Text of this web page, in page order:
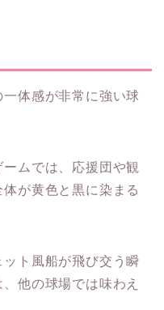
体感が非常に強い球
ムでは、応援団や観
が黄色と黒に染まる
ト風船が飛び交う瞬
他の球場では味わえ